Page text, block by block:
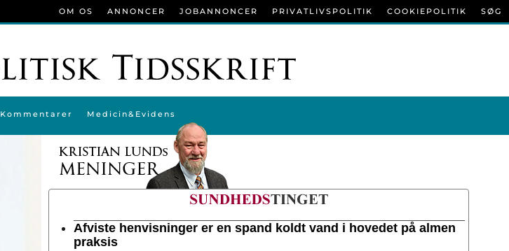
Kommentarer Medicin&Evidens
OM OS ANNONCER JOBANNONCER PRIVATLIVSPOLITIK COOKIEPOLITIK SØG
Afviste henvisninger er en spand koldt vand i hovedet på almen
praksis